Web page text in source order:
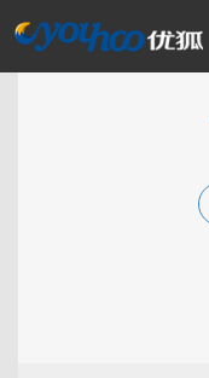
当前位置：首页